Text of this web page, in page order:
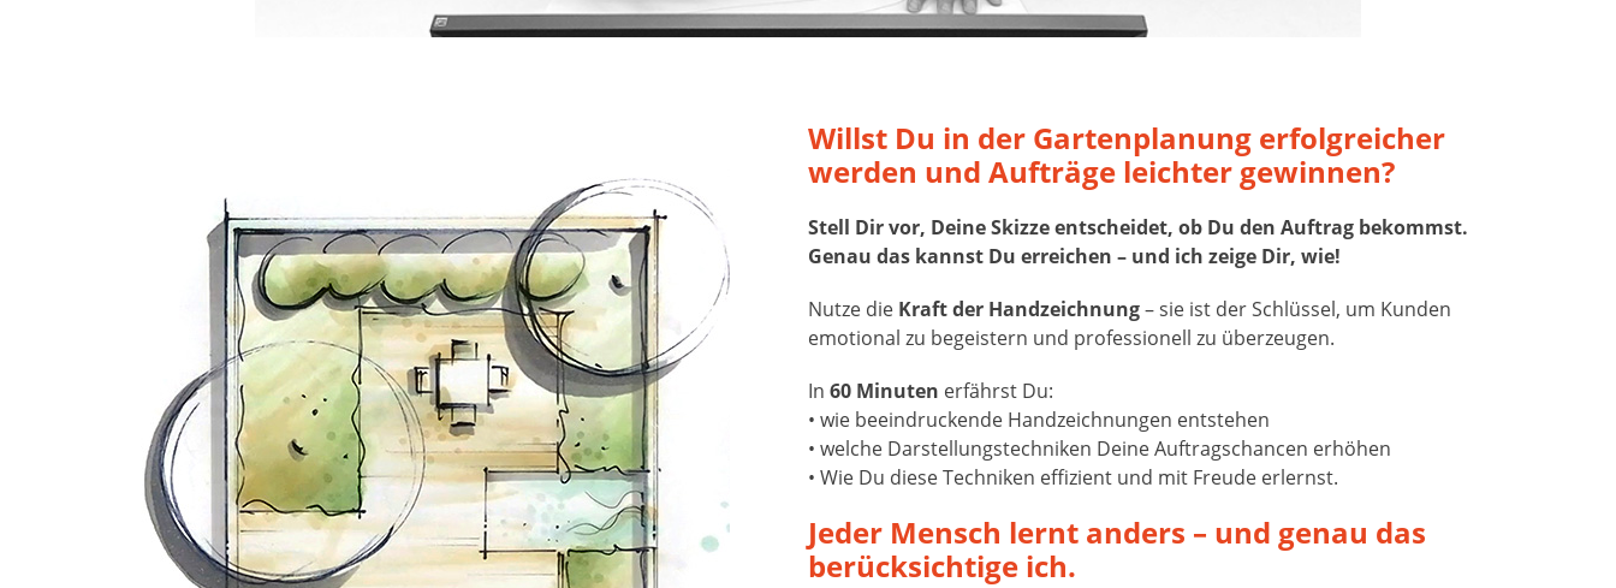
Willst Du in der Gartenplanung erfolgreicher
werden und Aufträge leichter gewinnen?
Stell Dir vor, Deine Skizze entscheidet, ob Du den Auftrag bekommst.
Genau das kannst Du erreichen – und ich zeige Dir, wie!
Nutze die Kraft der Handzeichnung– sie ist der Schlüssel, um Kunden
emotional zu begeistern und professionell zu überzeugen.
In 60 Minuten erfährst Du:
• wie beeindruckende Handzeichnungen entstehen
• welche Darstellungstechniken Deine Auftragschancen erhöhen
• Wie Du diese Techniken effizient und mit Freude erlernst.
Jeder Mensch lernt anders – und genau das
berücksichtige ich.